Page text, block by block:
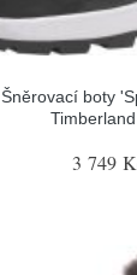
Šněrovací boty
3 749